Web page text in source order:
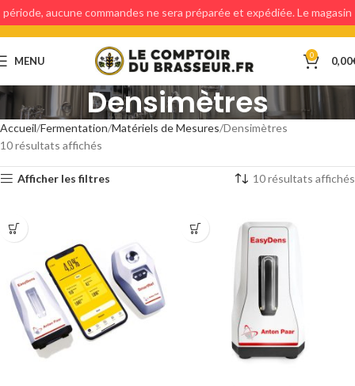
MENU 0 0,00
Densimètres
Accueil Fermentation Matériels de Mesures Densimètres
10 résultats affichés
Afficher les filtres 10 résultats affichés
période, aucune commandes ne sera préparée et expédiée. Le magasin
étant fermé, aucun retraits en magasin ne sera possible.